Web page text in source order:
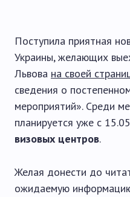
Поступила приятная
Украины, желающих
Львова на своей
сведения о
мероприятий». Среди
планируется уже с
визовых центров.
Желая донести до
ожидаемую